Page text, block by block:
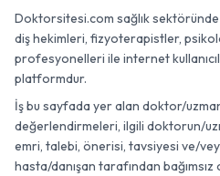
Doktorsitesi.com sağlık
diş hekimleri, fizyoterapistler,
profesyonelleri ile internet
platformdur.
İş bu sayfada yer alan doktor/
değerlendirmeleri, ilgili doktorun/
emri, talebi, önerisi, tavsiyesi ve/
hasta/danışan tarafından